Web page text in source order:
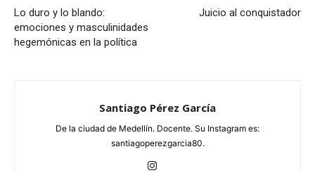
Lo duro y lo blando:
emociones y masculinidades
hegemónicas en la política
Juicio al conquistador
Santiago Pérez García
De la ciudad de Medellín. Docente. Su Instagram es:
santiagoperezgarcia80.